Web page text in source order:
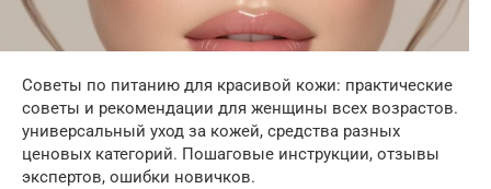
Советы по питанию для красивой кожи: практические
советы и рекомендации для женщины всех возрастов.
универсальный уход за кожей, средства разных
ценовых категорий. Пошаговые инструкции, отзывы
экспертов, ошибки новичков.